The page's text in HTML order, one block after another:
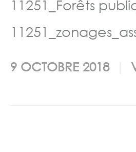
11251_Forêts
9 OCTOBRE 2018